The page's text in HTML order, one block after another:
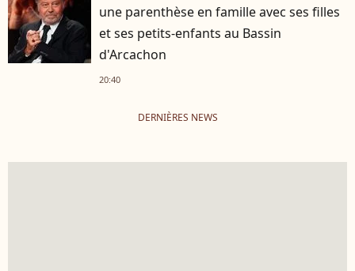
une parenthèse en famille avec ses filles
et ses petits-enfants au Bassin
d'Arcachon
20:40
DERNIÈRES NEWS